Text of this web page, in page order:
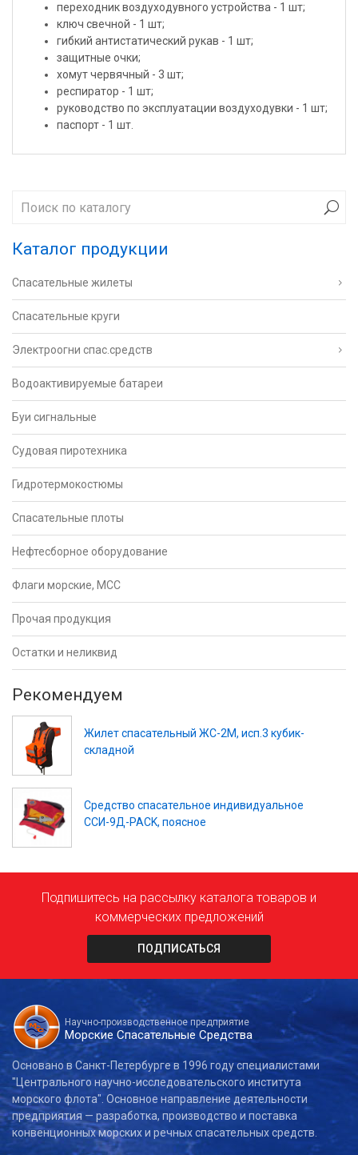
переходник воздуходувного устройства - 1 шт;
ключ свечной - 1 шт;
гибкий антистатический рукав - 1 шт;
защитные очки;
хомут червячный - 3 шт;
респиратор - 1 шт;
руководство по эксплуатации воздуходувки - 1 шт;
паспорт - 1 шт.
Каталог продукции
Спасательные жилеты
Спасательные круги
Электроогни спас.средств
Водоактивируемые батареи
Буи сигнальные
Судовая пиротехника
Гидротермокостюмы
Спасательные плоты
Нефтесборное оборудование
Флаги морские, МСС
Прочая продукция
Остатки и неликвид
Рекомендуем
Жилет спасательный ЖС-2М, исп.3 кубик-
складной
Средство спасательное индивидуальное
ССИ-9Д-PACK, поясное
Подпишитесь на рассылку каталога товаров и
коммерческих предложений
ПОДПИСАТЬСЯ
Научно-производственное предприятие
Морские Спасательные Средства
Основано в Санкт-Петербурге в 1996 году специалистами
"Центрального научно-исследовательского института
морского флота". Основное направление деятельности
предприятия — разработка, производство и поставка
конвенционных морских и речных спасательных средств.